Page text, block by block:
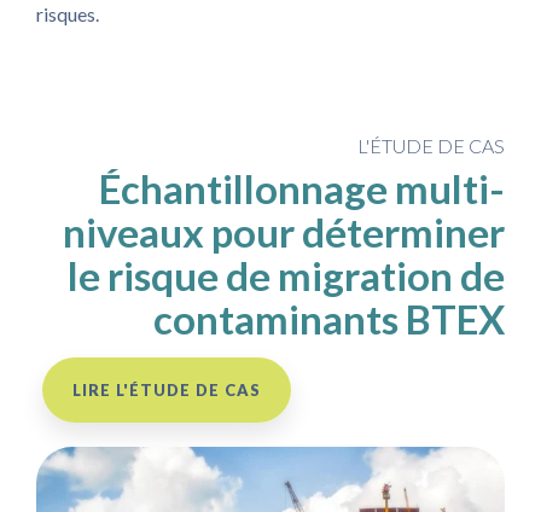
risques.
L'ÉTUDE DE CAS
Échantillonnage multi-
niveaux pour déterminer
le risque de migration de
contaminants BTEX
LIRE L'ÉTUDE DE CAS